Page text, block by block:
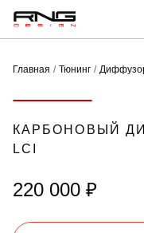
Главная Тюнинг
КАРБОНОВЫЙ
LCI
220 000 ₽